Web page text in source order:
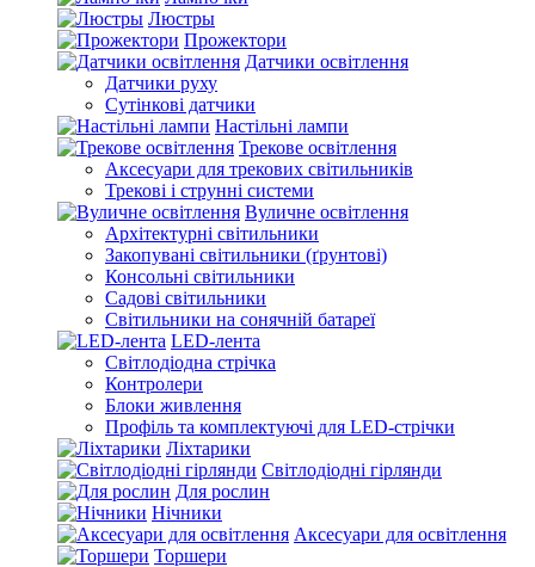
Люстры
Прожектори
Датчики освітлення
Датчики руху
Сутінкові датчики
Настільні лампи
Трекове освітлення
Аксесуари для трекових світильників
Трекові і струнні системи
Вуличне освітлення
Архітектурні світильники
Закопувані світильники (ґрунтові)
Консольні світильники
Садові світильники
Світильники на сонячній батареї
LED-лента
Світлодіодна стрічка
Контролери
Блоки живлення
Профіль та комплектуючі для LED-стрічки
Ліхтарики
Світлодіодні гірлянди
Для рослин
Нічники
Аксесуари для освітлення
Торшери